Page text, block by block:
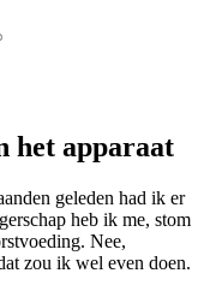
het apparaat
geleden had ik er
heb ik me, stom
Nee,
zou ik wel even doen.